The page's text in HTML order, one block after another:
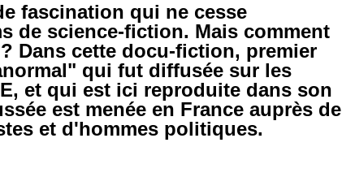
fascination qui ne cesse
de science-fiction. Mais comment
Dans cette docu-fiction, premier
qui fut diffusée sur les
et qui est ici reproduite dans son
est menée en France auprès de
et d'hommes politiques.